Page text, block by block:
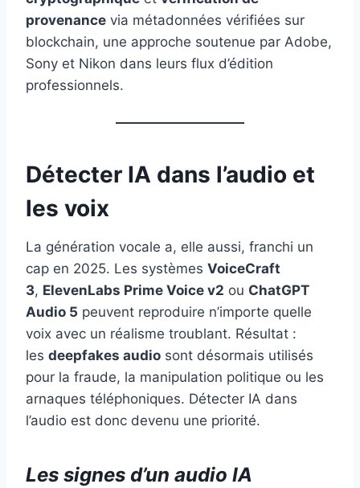
provenance via métadonnées vérifiées sur
blockchain, une approche soutenue par Adobe,
Sony et Nikon dans leurs flux d’édition
professionnels.
Détecter IA dans l’audio et
les voix
La génération vocale a, elle aussi, franchi un
cap en 2025. Les systèmes VoiceCraft
3, ElevenLabs Prime Voice v2 ou ChatGPT
Audio 5 peuvent reproduire n’importe quelle
voix avec un réalisme troublant. Résultat :
les deepfakes audio sont désormais utilisés
pour la fraude, la manipulation politique ou les
arnaques téléphoniques. Détecter IA dans
l’audio est donc devenu une priorité.
Les signes d’un audio IA